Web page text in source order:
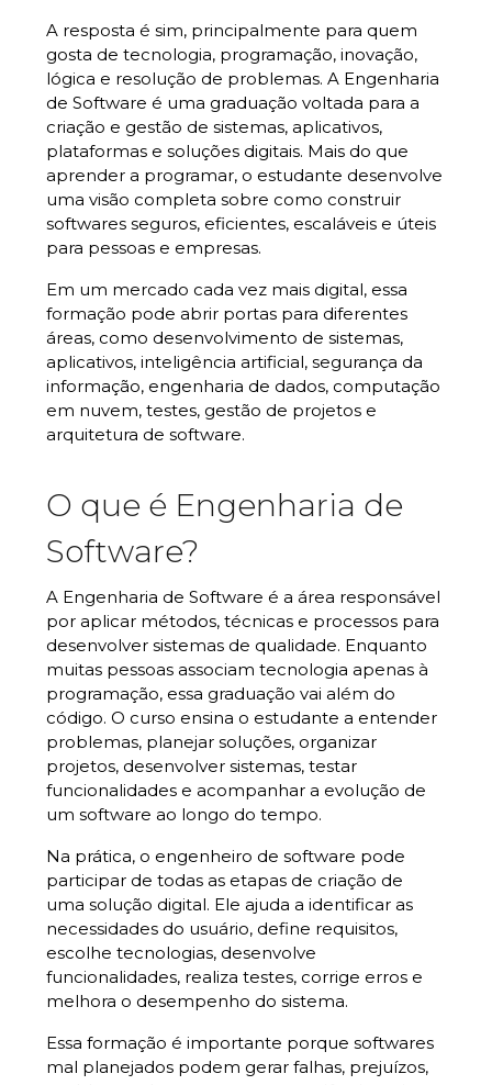
A resposta é sim, principalmente para quem
gosta de tecnologia, programação, inovação,
lógica e resolução de problemas. A Engenharia
de Software é uma graduação voltada para a
criação e gestão de sistemas, aplicativos,
plataformas e soluções digitais. Mais do que
aprender a programar, o estudante desenvolve
uma visão completa sobre como construir
softwares seguros, eficientes, escaláveis e úteis
para pessoas e empresas.
Em um mercado cada vez mais digital, essa
formação pode abrir portas para diferentes
áreas, como desenvolvimento de sistemas,
aplicativos, inteligência artificial, segurança da
informação, engenharia de dados, computação
em nuvem, testes, gestão de projetos e
arquitetura de software.
O que é Engenharia de
Software?
A Engenharia de Software é a área responsável
por aplicar métodos, técnicas e processos para
desenvolver sistemas de qualidade. Enquanto
muitas pessoas associam tecnologia apenas à
programação, essa graduação vai além do
código. O curso ensina o estudante a entender
problemas, planejar soluções, organizar
projetos, desenvolver sistemas, testar
funcionalidades e acompanhar a evolução de
um software ao longo do tempo.
Na prática, o engenheiro de software pode
participar de todas as etapas de criação de
uma solução digital. Ele ajuda a identificar as
necessidades do usuário, define requisitos,
escolhe tecnologias, desenvolve
funcionalidades, realiza testes, corrige erros e
melhora o desempenho do sistema.
Essa formação é importante porque softwares
mal planejados podem gerar falhas, prejuízos,